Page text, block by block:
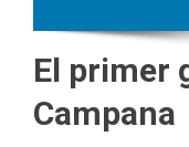
El primer
Campana